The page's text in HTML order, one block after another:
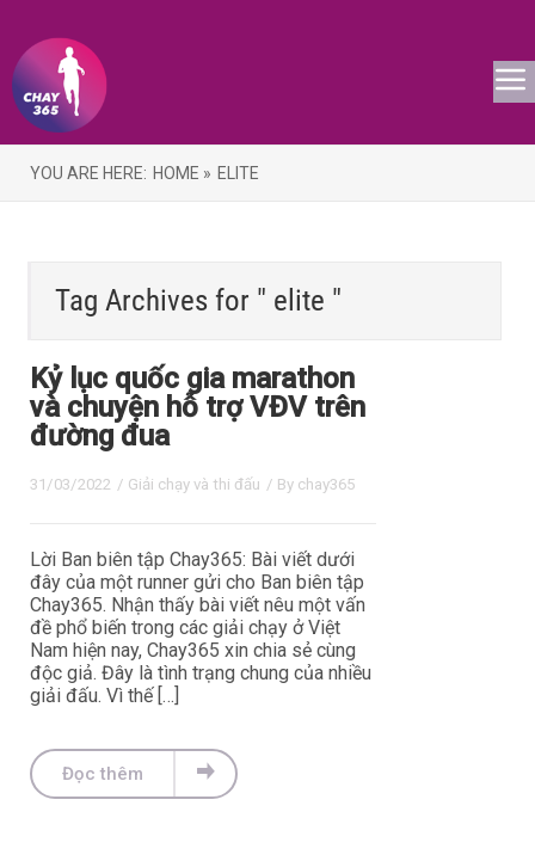
YOU ARE HERE: HOME » ELITE
Tag Archives for " elite "
Kỷ lục quốc gia marathon
và chuyện hỗ trợ VĐV trên
đường đua
31/03/2022 / Giải chạy và thi đấu / By chay365
Lời Ban biên tập Chay365: Bài viết dưới
đây của một runner gửi cho Ban biên tập
Chay365. Nhận thấy bài viết nêu một vấn
đề phổ biến trong các giải chạy ở Việt
Nam hiện nay, Chay365 xin chia sẻ cùng
độc giả. Đây là tình trạng chung của nhiều
giải đấu. Vì thế […]
Đọc thêm